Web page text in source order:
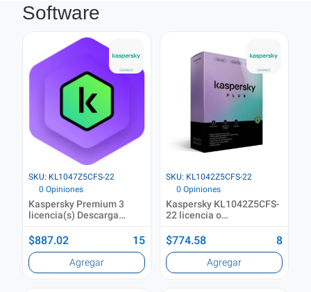
Software
SKU: KL1047Z5CFS-22
0 Opiniones
Kaspersky Premium 3
licencia(s) Descarga
(ESD)
$887.02 15
Agregar
SKU: KL1042Z5CFS-22
0 Opiniones
Kaspersky KL1042Z5CFS-
22 licencia o
3 licencia(s) 1 Año(s)
$774.58 8
Agregar